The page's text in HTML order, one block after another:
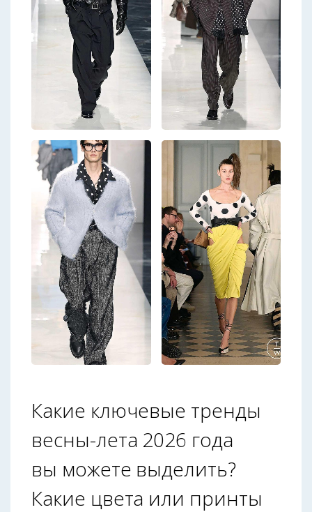
Какие ключевые тренды
весны-лета 2026 года
вы можете выделить?
Какие цвета или принты